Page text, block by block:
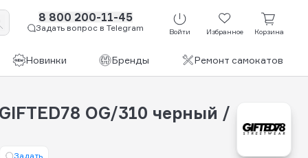
8 800 200-11-45
Задать вопрос в Telegram Войти Избранное Корзина
Новинки Бренды Ремонт самокатов
OG/310 черный /
Задать